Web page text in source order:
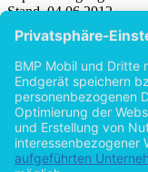
Stand, 04.06.2012.
33 Greverus, Über die
34Ebd.
35Vgl. Döring,
36 Keupp,